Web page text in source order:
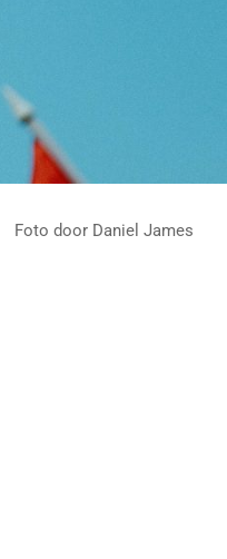
Foto door Daniel James